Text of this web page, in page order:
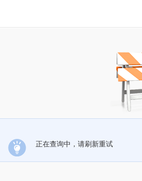
正在查询中，请刷新重试